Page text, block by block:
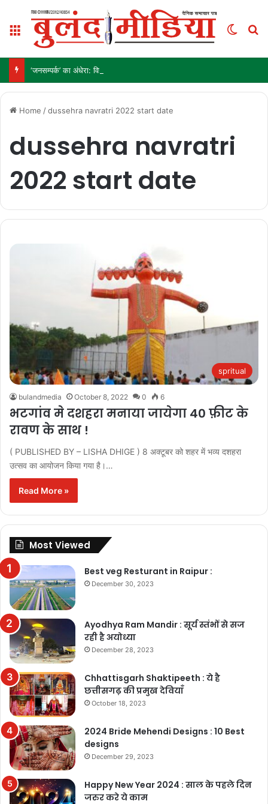
Menu
‘जनसम्पर्क’ का अंधेरा: विज्ञापन अब ‘इनाम’ नहीं, ‘हथियार’ है!
Home /dussehra navratri 2022 start date
dussehra navratri
2022 start date
spritual
bulandmedia October 8, 2022 0 6
भटगांव मे दशहरा मनाया जायेगा 40 फ़ीट के
रावण के साथ !
( PUBLISHED BY – LISHA DHIGE ) 8 अक्टूबर को शहर में भव्य दशहरा
उत्सव का आयोजन किया गया है।…
Read More »
Most Viewed
Best veg Resturant in Raipur :
December 30, 2023
Ayodhya Ram Mandir : सूर्य स्तंभों से सज
रही है अयोध्या
December 28, 2023
Chhattisgarh Shaktipeeth : ये है
छत्तीसगढ़ की प्रमुख देवियाँ
October 18, 2023
2024 Bride Mehendi Designs : 10 Best
designs
December 29, 2023
Happy New Year 2024 : साल के पहले दिन
जरुर करे ये काम